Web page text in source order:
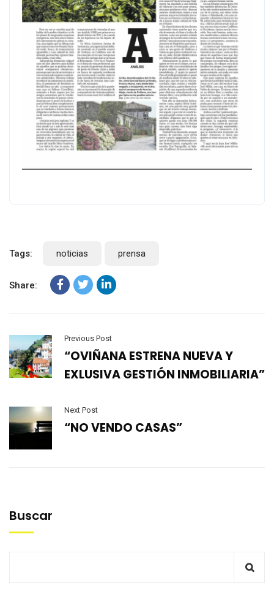
Tags: noticias prensa
Share:
Previous Post
“OVIÑANA ESTRENA NUEVA Y
EXLUSIVA GESTIÓN INMOBILIARIA”
Next Post
“NO VENDO CASAS”
Buscar